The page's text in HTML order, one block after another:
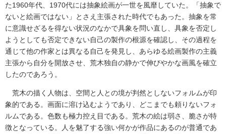
た1960年代、1970代には抽象絵画が一世を風靡していた。「抽象で
ないと絵画ではない」とさえ主張された時代でもあった。抽象を常
に意識せざるを得ない状況のなかで具象を問い直し、具象を否定し
ようとしても否定できない自己の製作の根源を確認し、その過程を
通じて他の作家とは異なる自己を発見し、あらゆる絵画製作の主義
主張から自分を開放させ、荒木独自の静かで伸びやかな画風を確立
したのであろう。
荒木の描く人物は、空間と人との境が判然としないフォルムが印
象的である。画面に溶け込むようであり、どこまでも頼りないフォ
ルムである。色数も極力控え目である。荒木の絵は弱さ、脆さが特
徴となっている。人を魅了する強い何かが作品にあるのが普通であ